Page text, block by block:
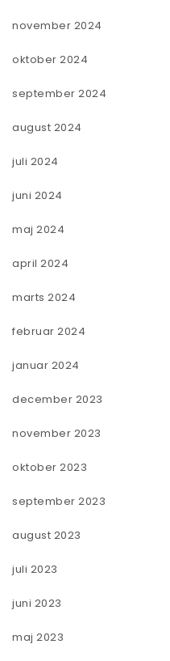
november 2024
oktober 2024
september 2024
august 2024
juli 2024
juni 2024
maj 2024
april 2024
marts 2024
februar 2024
januar 2024
december 2023
november 2023
oktober 2023
september 2023
august 2023
juli 2023
juni 2023
maj 2023